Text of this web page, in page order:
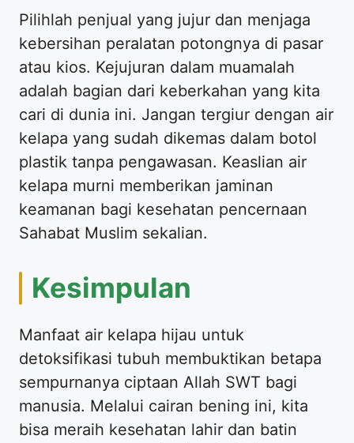
Pilihlah penjual yang jujur dan menjaga
kebersihan peralatan potongnya di pasar
atau kios. Kejujuran dalam muamalah
adalah bagian dari keberkahan yang kita
cari di dunia ini. Jangan tergiur dengan air
kelapa yang sudah dikemas dalam botol
plastik tanpa pengawasan. Keaslian air
kelapa murni memberikan jaminan
keamanan bagi kesehatan pencernaan
Sahabat Muslim sekalian.
Kesimpulan
Manfaat air kelapa hijau untuk
detoksifikasi tubuh membuktikan betapa
sempurnanya ciptaan Allah SWT bagi
manusia. Melalui cairan bening ini, kita
bisa meraih kesehatan lahir dan batin